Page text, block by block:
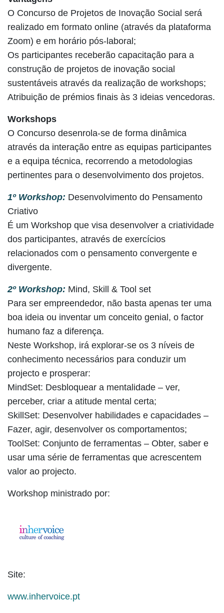
O Concurso de Projetos de Inovação Social será
realizado em formato online (através da plataforma
Zoom) e em horário pós-laboral;
Os participantes receberão capacitação para a
construção de projetos de inovação social
sustentáveis através da realização de workshops;
Atribuição de prémios finais às 3 ideias vencedoras.
Workshops
O Concurso desenrola-se de forma dinâmica
através da interação entre as equipas participantes
e a equipa técnica, recorrendo a metodologias
pertinentes para o desenvolvimento dos projetos.
1º Workshop: Desenvolvimento do Pensamento
Criativo
É um Workshop que visa desenvolver a criatividade
dos participantes, através de exercícios
relacionados com o pensamento convergente e
divergente.
2º Workshop: Mind, Skill & Tool set
Para ser empreendedor, não basta apenas ter uma
boa ideia ou inventar um conceito genial, o factor
humano faz a diferença.
Neste Workshop, irá explorar-se os 3 níveis de
conhecimento necessários para conduzir um
projecto e prosperar:
MindSet: Desbloquear a mentalidade – ver,
perceber, criar a atitude mental certa;
SkillSet: Desenvolver habilidades e capacidades –
Fazer, agir, desenvolver os comportamentos;
ToolSet: Conjunto de ferramentas – Obter, saber e
usar uma série de ferramentas que acrescentem
valor ao projecto.
Workshop ministrado por:
Site:
www.inhervoice.pt